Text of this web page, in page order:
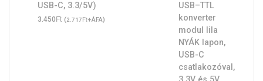
USB-C, 3.3/5V)
3.450Ft (2.717Ft+ÁFA)